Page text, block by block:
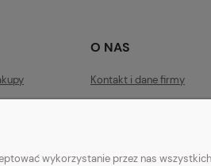
O NAS
Kontakt i dane firmy
Facebook
wykorzystanie przez nas